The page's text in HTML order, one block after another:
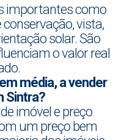
importantes como
vista,
solar. São
o valor real
média, a vender
Sintra?
imóvel e preço
um preço bem